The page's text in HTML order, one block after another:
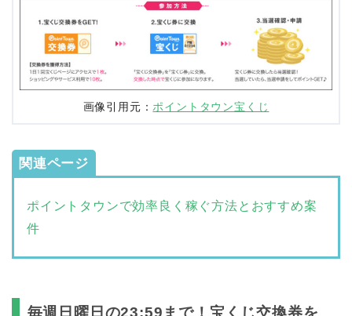
画像引用元：ポイントタウン宝くじ
関連ページ
ポイントタウンで効率良く稼ぐ方法とおすすめ案
件
毎週日曜日の23:59まで！宝くじ交換券を